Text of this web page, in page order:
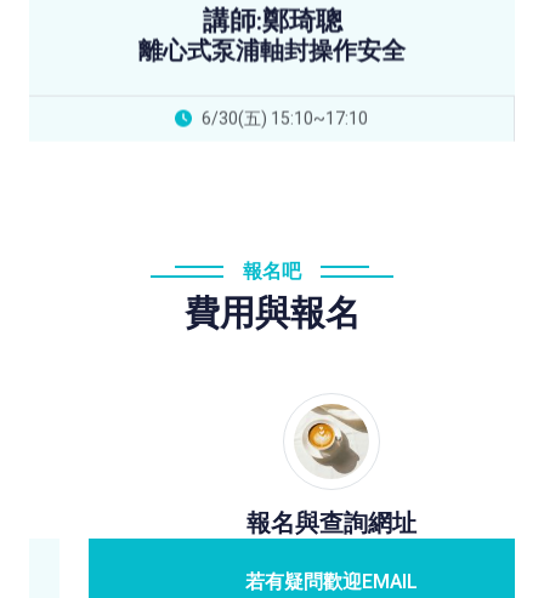
講師:鄭琦聰
離心式泵浦軸封操作安全
6/30(五) 15:10~17:10
報名吧
費用與報名
報名與查詢網址
若有疑問歡迎EMAIL